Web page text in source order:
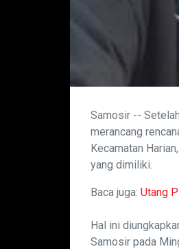
Samosir --
merancang
Kecamatan
yang dimiliki.
Baca juga: Utang
Hal ini
Samosir pada